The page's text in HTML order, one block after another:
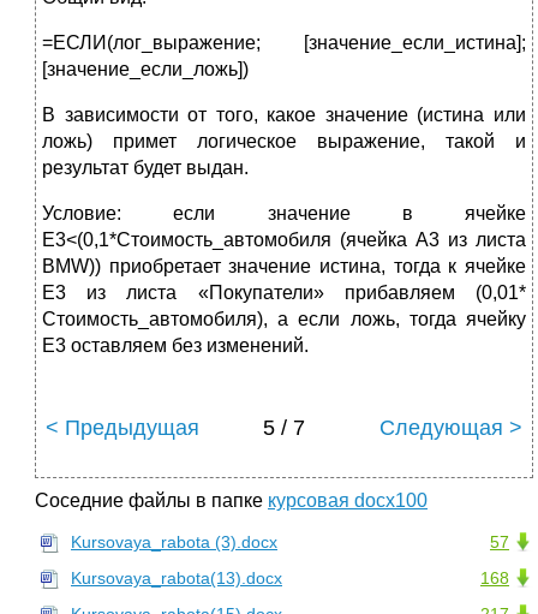
=ЕСЛИ(лог_выражение; [значение_если_истина];
[значение_если_ложь])
В зависимости от того, какое значение (истина или
ложь) примет логическое выражение, такой и
результат будет выдан.
Условие: если значение в ячейке
E3<(0,1*Стоимость_автомобиля (ячейка A3 из листа
BMW)) приобретает значение истина, тогда к ячейке
E3 из листа «Покупатели» прибавляем (0,01*
Стоимость_автомобиля), а если ложь, тогда ячейку
E3 оставляем без изменений.
< Предыдущая 5 / 7 Следующая >
Соседние файлы в папке курсовая docx100
57
Kursovaya_rabota (3).docx
168
Kursovaya_rabota(13).docx